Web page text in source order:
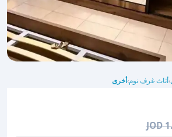
›أثاث غرف نوم›أخرى